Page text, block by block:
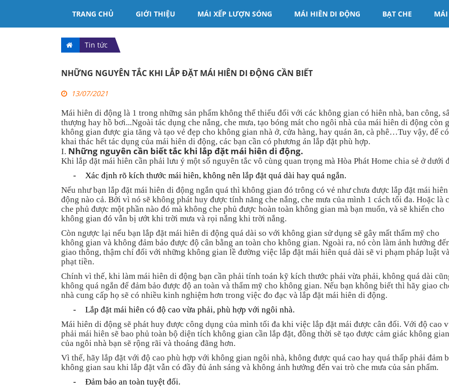
TRANG CHỦ GIỚI THIỆU MÁI XẾP LƯỢN SÓNG MÁI HIÊN DI ĐỘNG BẠT CHE
Tin tức
NHỮNG NGUYÊN TẮC KHI LẮP ĐẶT MÁI HIÊN DI ĐỘNG CẦN BIẾT
13/07/2021
Mái hiên di động là 1 trong những sản phẩm không thể thiếu đối với các không gian có hiên nhà, ban công,
thượng hay hồ bơi...Ngoài tác dụng che nắng, che mưa, tạo bóng mát cho ngôi nhà của mái hiên di động còn
không gian được gia tăng và tạo vẻ đẹp cho không gian nhà ở, cửa hàng, hay quán ăn, cà phê…Tuy vậy, để
khai thác hết tác dụng của mái hiên di động, các bạn cần có phương án lắp đặt phù hợp.
I. Những nguyên cần biết tắc khi lắp đặt mái hiên di động.
Khi lắp đặt mái hiên cần phải lưu ý một số nguyên tắc vô cùng quan trọng mà Hòa Phát Home chia sẻ ở dưới
-
Xác định rõ kích thước mái hiên, không nên lắp đặt quá dài hay quá ngắn.
Nếu như bạn lắp đặt mái hiên di động ngắn quá thì không gian đó trông có vẻ như chưa được lắp đặt mái
động nào cả. Bởi vì nó sẽ không phát huy được tính năng che nắng, che mưa của mình 1 cách tối đa. Hoặc là
che phủ được một phần nào đó mà không che phủ được hoàn toàn không gian mà bạn muốn, và sẽ khiến cho
không gian đó vẫn bị ướt khi trời mưa và rọi nắng khi trời nắng.
Còn ngược lại nếu bạn lắp đặt mái hiên di động quá dài so với không gian sử dụng sẽ gây mất thẩm mỹ cho
không gian và không đảm bảo được độ cân bằng an toàn cho không gian. Ngoài ra, nó còn làm ảnh hưởng
giao thông, thậm chí đối với những không gian lề đường việc lắp đặt mái hiên quá dài sẽ vi phạm pháp luật
phạt tiền.
Chính vì thế, khi làm mái hiên di động bạn cần phải tính toán kỹ kích thước phải vừa phải, không quá dài
không quá ngắn để đảm bảo được độ an toàn và thẩm mỹ cho không gian. Nếu bạn không biết thì hãy giao
nhà cung cấp họ sẽ có nhiều kinh nghiệm hơn trong việc đo đạc và lắp đặt mái hiên di động.
-
Lắp đặt mái hiên có độ cao vừa phải, phù hợp với ngôi nhà.
Mái hiên di động sẽ phát huy được công dụng của mình tối đa khi việc lắp đặt mái được cân đối. Với độ cao
phải mái hiên sẽ bao phủ toàn bộ diện tích không gian cần lắp đặt, đồng thời sẽ tạo được cảm giác không gian
của ngôi nhà bạn sẽ rộng rãi và thoáng đãng hơn.
Vì thế, hãy lắp đặt với độ cao phù hợp với không gian ngôi nhà, không được quá cao hay quá thấp phải đảm
không gian sau khi lắp đặt vẫn có đầy đủ ảnh sáng và không ảnh hưởng đến vai trò che mưa của sản phẩm.
-
Đảm bảo an toàn tuyệt đối.